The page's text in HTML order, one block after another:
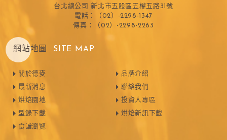
台北總公司 新北市五股區五權五路31號
電話：（02）-2298-1347
傳真：（02）-2298-2263
網站地圖 SITE MAP
關於德麥
最新消息
烘焙園地
型錄下載
食譜瀏覽
品牌介紹
聯絡我們
投資人專區
烘焙新訊下載